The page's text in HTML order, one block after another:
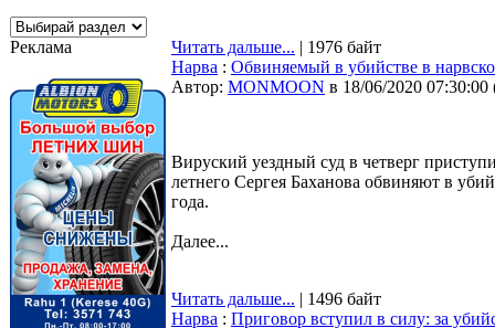
Реклама Читать дальше... | 1976 байт
Нарва : Обвиняемый в убийстве в
Автор: MONMOON в 18/06/2020 07:30:00
Вируский уездный суд в четверг
летнего Сергея Баханова обвиняют в
года.
Далее...
Читать дальше... | 1496 байт
Нарва : Приговор вступил в силу: за